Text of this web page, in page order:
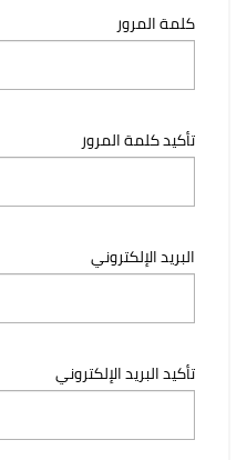
كلمة المرور
تأكيد كلمة المرور
البريد الإلكتروني
تأكيد البريد الإلكتروني